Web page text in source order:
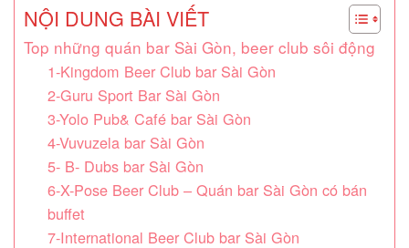
NỘI DUNG BÀI VIẾT
Top những quán bar Sài Gòn, beer club sôi động
1-Kingdom Beer Club bar Sài Gòn
2-Guru Sport Bar Sài Gòn
3-Yolo Pub& Café bar Sài Gòn
4-Vuvuzela bar Sài Gòn
5- B- Dubs bar Sài Gòn
6-X-Pose Beer Club – Quán bar Sài Gòn có bán
buffet
7-International Beer Club bar Sài Gòn